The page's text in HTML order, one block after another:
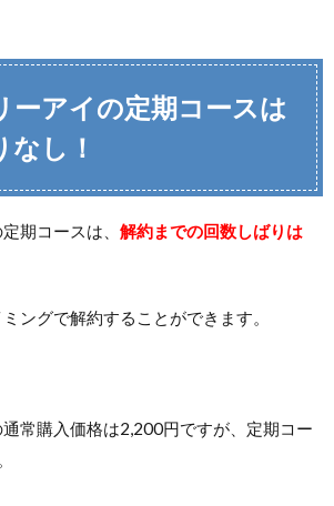
ーアイの定期コースは
なし！
期コースは、 解約までの回数しばりは
ングで解約することができます。
常購入価格は2,200円ですが、定期コー